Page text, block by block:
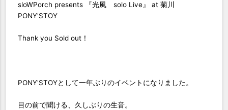
sloWPorch presents 『光風 solo Live』 at 菊川
PONY'STOY
Thank you Sold out！
PONY'STOYとして一年ぶりのイベントになりました。
目の前で聞ける、久しぶりの生音。